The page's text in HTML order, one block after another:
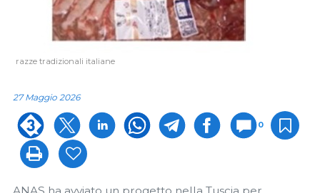
razze tradizionali italiane
27 Maggio 2026
0